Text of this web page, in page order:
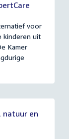
voor
kinderen uit
Kamer
natuur en